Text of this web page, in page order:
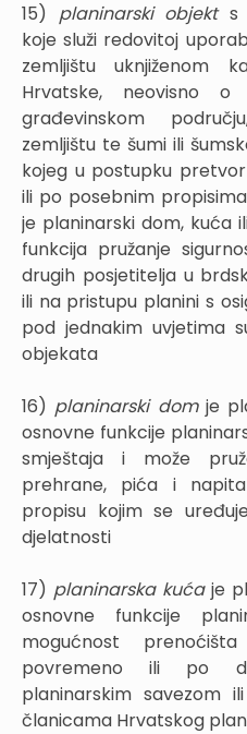
15) planinarski objekt s
koje služi redovitoj
zemljištu uknjiženom
Hrvatske, neovisno
građevinskom
zemljištu te šumi ili
kojeg u postupku
ili po posebnim
je planinarski dom, kuća
funkcija pružanje
drugih posjetitelja u
ili na pristupu planini s
pod jednakim uvjetima
objekata
16) planinarski dom je
osnovne funkcije
smještaja i može
prehrane, pića i
propisu kojim se
djelatnosti
17) planinarska kuća je
osnovne funkcije
mogućnost
povremeno ili po
planinarskim savezom
članicama Hrvatskog